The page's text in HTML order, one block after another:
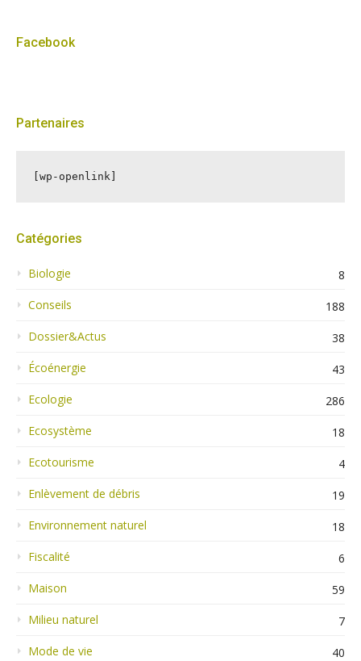
Facebook
Partenaires
[wp-openlink]
Catégories
Biologie
8
Conseils
188
Dossier&Actus
38
Écoénergie
43
Ecologie
286
Ecosystème
18
Ecotourisme
4
Enlèvement de débris
19
Environnement naturel
18
Fiscalité
6
Maison
59
Milieu naturel
7
Mode de vie
40